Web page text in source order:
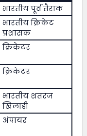
भारतीय पूर्व तैराक
भारतीय क्रिकेट
प्रशासक
क्रिकेटर
क्रिकेटर
भारतीय शतरंज
खिलाड़ी
अंपायर